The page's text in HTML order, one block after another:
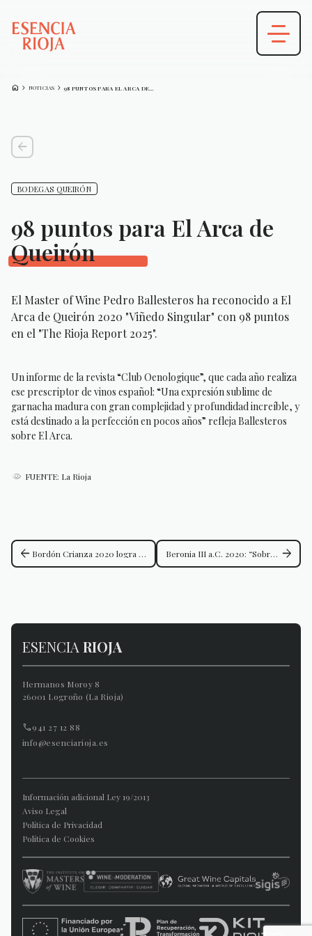
HOME CHEVRON_FORWARD NOTICIAS CHEVRON_FORWARD 98 PUNTOS PARA EL ARCA DE…
arrow_back
BODEGAS QUEIRÓN
98 puntos para El Arca de
Queirón
El Master of Wine Pedro Ballesteros ha reconocido a El
Arca de Queirón 2020 "Viñedo Singular" con 98 puntos
en el "The Rioja Report 2025".
Un informe de la revista “Club Oenologique”, que cada año realiza
ese prescriptor de vinos español: “Una expresión sublime de
garnacha madura con gran complejidad y profundidad increíble, y
está destinado a la perfección en pocos años” refleja Ballesteros
sobre El Arca.
FUENTE: La Rioja
arrow_back Bordón Crianza 2020 logra 92 puntos en los Decanter World Wine Awards y consolida su prestigio internacional Beronia III a.C. 2020: “Sobresaliente” en Wine Enthusiast arrow_forward
ESENCIA RIOJA
Hermanos Moroy 8
26001 Logroño (La Rioja)
941 27 12 88
info@esenciarioja.es
Información adicional Ley 19/2013
Aviso Legal
Política de Privacidad
Política de Cookies